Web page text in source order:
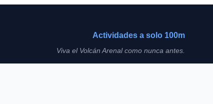
Actividades a solo 100m
Viva el Volcán Arenal como nunca antes.